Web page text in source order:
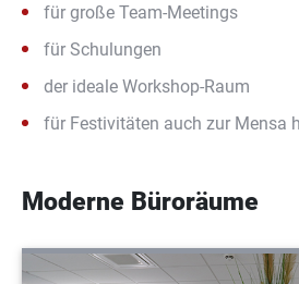
für große Team-Meetings
für Schulungen
der ideale Workshop-Raum
für Festivitäten auch zur Mensa
Moderne Büroräume